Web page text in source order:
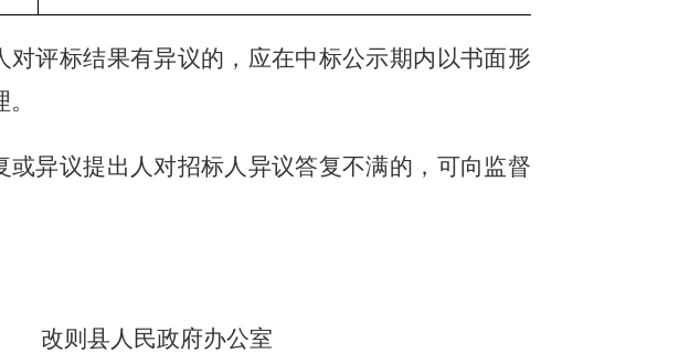
对评标结果有异议的，应在中标公示期内以书面形
或异议提出人对招标人异议答复不满的，可向监督
改则县人民政府办公室